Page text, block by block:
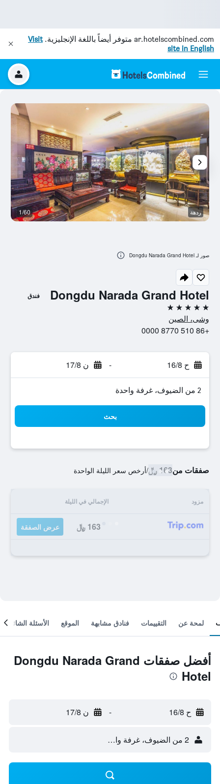
ar.hotelscombined.com متوفر أيضاً باللغة الإنجليزية.Visit
site in English
Dongdu Narada Grand Hotel فندق
5 نجوم
وشى، الصين
+86 510 8770 0000
ح 16/8 - ن 17/8
2 من الضيوف، غرفة واحدة
بحث
صفقات من163 ﷼ /أرخص سعر الليلة الواحدة
مزود الإجمالي في الليلة
163 ﷼ عرض الصفقة
ردهة 1/60
صور لـ Dongdu Narada Grand Hotel
لمحة عن التقييمات فنادق مشابهة الموقع الأسئلة الشائعة
أفضل صفقات Dongdu Narada Grand
Hotel
ح 16/8 - ن 17/8
2 من الضيوف، غرفة واحدة